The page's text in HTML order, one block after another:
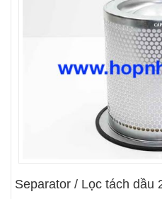
Separator / Lọc tách dầu